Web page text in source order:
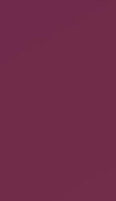
fil :
d'accès sur